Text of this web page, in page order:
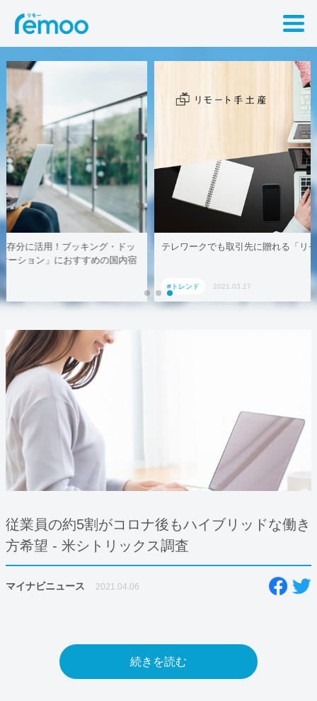
テレワークでも取引先に贈れる「リモート手土産」、AoyamaLab
従業員の約5割がコロナ後もハイブリッドな働き
方希望 ‐ 米シトリックス調査
マイナビニュース 2021.04.06
続きを読む